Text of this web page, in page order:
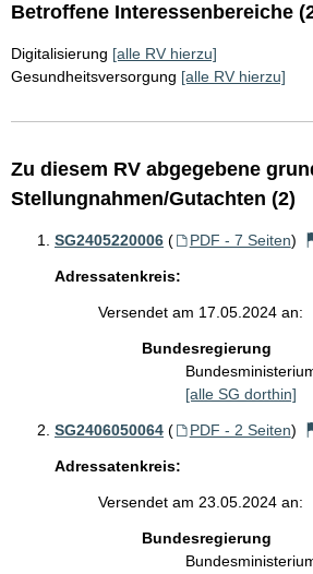
Betroffene Interessenbereiche
Digitalisierung [alle RV hierzu]
Gesundheitsversorgung [alle RV hierzu]
Zu diesem RV abgegebene
Stellungnahmen/Gutachten (2)
SG2405220006 ( PDF - 7 Seiten)
Adressatenkreis:
Versendet am 17.05.2024 an:
Bundesregierung
[alle SG dorthin]
SG2406050064 ( PDF - 2 Seiten)
Adressatenkreis:
Versendet am 23.05.2024 an:
Bundesregierung